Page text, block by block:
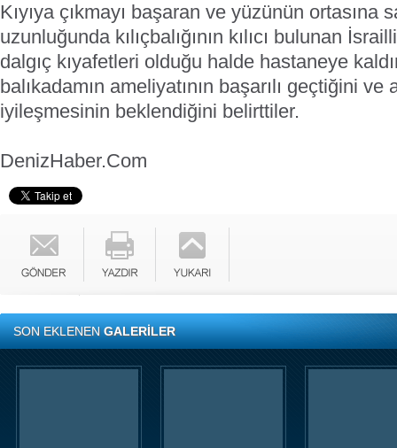
Kıyıya çıkmayı başaran ve yüzünün ortasına
uzunluğunda kılıçbalığının kılıcı bulunan
dalgıç kıyafetleri olduğu halde hastaneye
balıkadamın ameliyatının başarılı geçtiğini ve
iyileşmesinin beklendiğini belirttiler.
DenizHaber.Com
SON EKLENENGALERİLER